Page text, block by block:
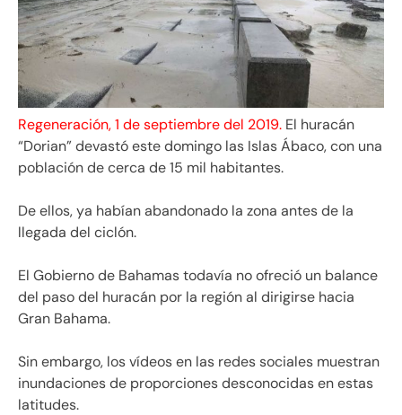
Regeneración, 1 de septiembre del 2019. El huracán
“Dorian” devastó este domingo las Islas Ábaco, con una
población de cerca de 15 mil habitantes.
De ellos, ya habían abandonado la zona antes de la
llegada del ciclón.
El Gobierno de Bahamas todavía no ofreció un balance
del paso del huracán por la región al dirigirse hacia
Gran Bahama.
Sin embargo, los vídeos en las redes sociales muestran
inundaciones de proporciones desconocidas en estas
latitudes.